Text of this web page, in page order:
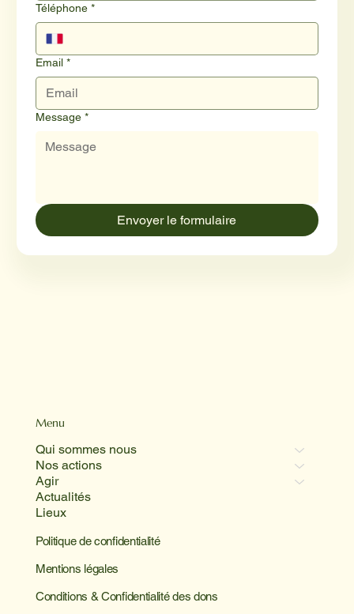
Menu
Qui sommes nous
Nos actions
Agir
Actualités
Lieux
Politique de confidentialité
Mentions légales
Conditions & Confidentialité des dons
Téléphone *
Email *
Message *
Envoyer le formulaire